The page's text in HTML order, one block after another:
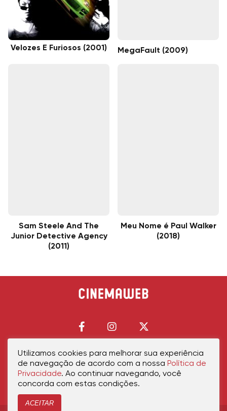
Velozes E Furiosos (2001) MegaFault (2009)
Sam Steele And The
Junior Detective Agency
(2011)
Meu Nome é Paul Walker
(2018)
Início Política de PrivacidadePolítica de CookiesContatoSobre Nós
Utilizamos cookies para melhorar sua experiência
de navegação de acordo com a nossa Política de
Privacidade. Ao continuar navegando, você
concorda com estas condições.
ACEITAR